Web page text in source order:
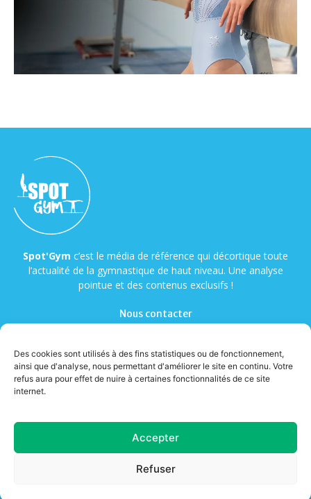
Des cookies sont utilisés à des fins statistiques ou de fonctionnement,
ainsi que d'analyse, nous permettant d'améliorer le site en continu. Votre
refus aura pour effet de nuire à certaines fonctionnalités de ce site
internet.
Accepter
Refuser
Spot'Gym c’est le média de référence qui décortique toute
l’actualité de la gymnastique de haut niveau. Une analyse
pointue et des contenus exclusifs !
Nous contacter
Mentions légales